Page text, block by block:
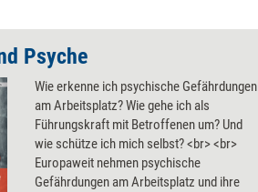
Psyche
Wie erkenne ich psychische Gefährdungen
am Arbeitsplatz? Wie gehe ich als
Führungskraft mit Betroffenen um? Und
wie schütze ich mich selbst? <br> <br>
Europaweit nehmen psychische
Gefährdungen am Arbeitsplatz und ihre